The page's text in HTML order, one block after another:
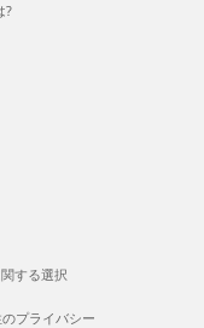
?
する選択
プライバシー